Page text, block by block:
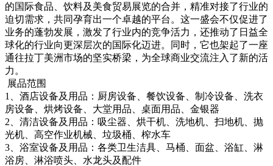
的国际食品、饮料及美食贸易展览的合并，精准对接了行业的
迫切需求，共同孕育出一个卓越的平台。这一盛会不仅促进了
业务的蓬勃发展，激发了行业内的竞争活力，还推动了日益全
球化的行业向更深层次的国际化迈进。同时，它也架起了一座
通往拉丁美洲市场的坚实桥梁，为全球商业交流注入了新的活
力。
展品范围
1、酒店设备及用品：厨房设备、餐饮设备、制冷设备、洗衣
房设备、烘烤设备、大堂用品、桌面用品、金银器
2、清洁设备及用品：吸尘器、烘干机、洗地机、扫地机、抛
光机、高空作业机械、垃圾桶、榨水车
3、浴室设备及用品：各类卫生洁具、马桶、面盆、浴缸、淋
浴房、淋浴喷头、水龙头及配件